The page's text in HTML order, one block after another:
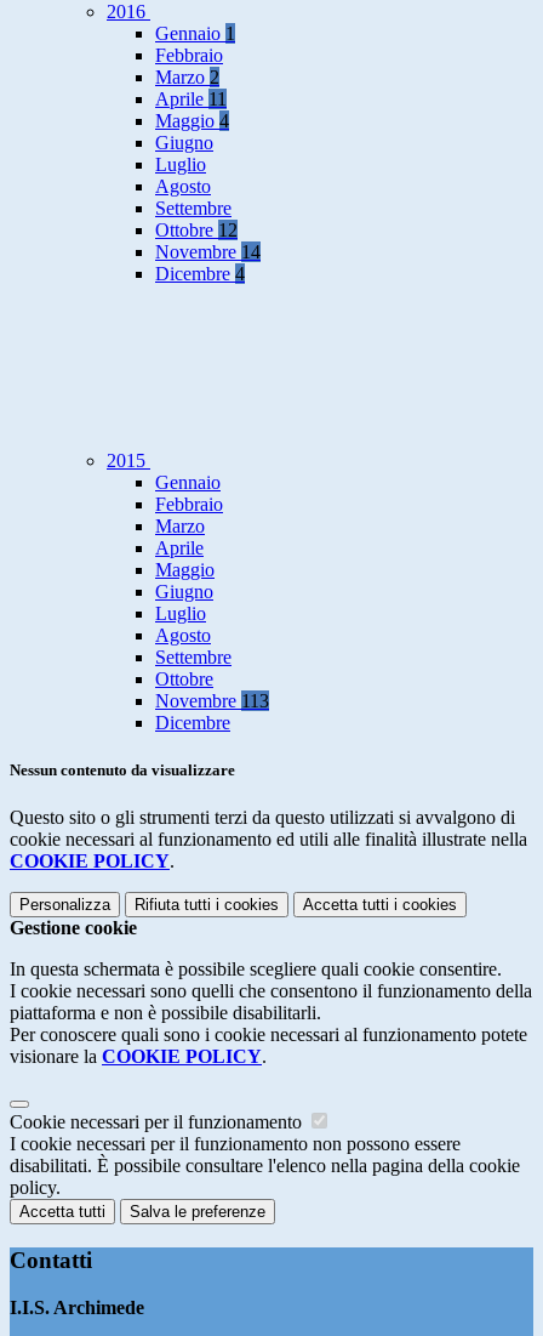
2016
Gennaio 1
Febbraio
Marzo 2
Aprile 11
Maggio 4
Giugno
Luglio
Agosto
Settembre
Ottobre 12
Novembre 14
Dicembre 4
2015
Gennaio
Febbraio
Marzo
Aprile
Maggio
Giugno
Luglio
Agosto
Settembre
Ottobre
Novembre 113
Dicembre
Nessun contenuto da visualizzare
Questo sito o gli strumenti terzi da questo utilizzati si avvalgono di
cookie necessari al funzionamento ed utili alle finalità illustrate nella
COOKIE POLICY.
Personalizza Rifiuta tutti i cookies Accetta tutti i cookies
Gestione cookie
In questa schermata è possibile scegliere quali cookie consentire.
I cookie necessari sono quelli che consentono il funzionamento della
piattaforma e non è possibile disabilitarli.
Per conoscere quali sono i cookie necessari al funzionamento potete
visionare la COOKIE POLICY.
Cookie necessari per il funzionamento
I cookie necessari per il funzionamento non possono essere
disabilitati. È possibile consultare l'elenco nella pagina della cookie
policy.
Accetta tutti Salva le preferenze
Contatti
I.I.S. Archimede